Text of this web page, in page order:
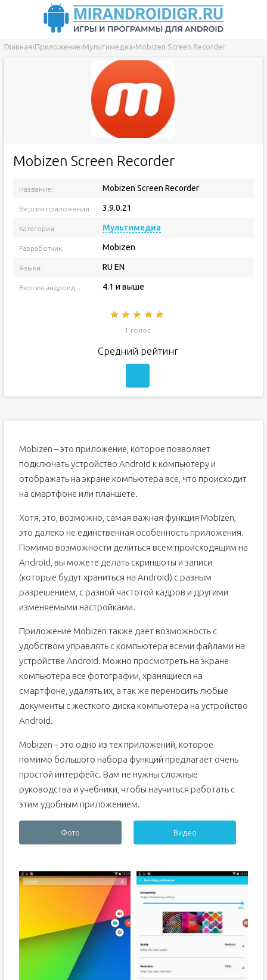
Главная›Приложение›Мультимедиа›Mobizen Screen Recorder
Mobizen Screen Recorder
Название: Mobizen Screen Recorder
Версия приложения: 3.9.0.21
Категория: Мультимедиа
Разработчик: Mobizen
Языки: RU EN
Версия андроид: 4.1 и выше
1 голос
Средний рейтинг
Mobizen – это приложение, которое позволяет
подключать устройство Android к компьютеру и
отображать на экране компьютера все, что происходит
на смартфоне или планшете.
Хотя, это, возможно, самая важная функция Mobizen,
это далеко не единственная особенность приложения.
Помимо возможности делиться всем происходящим на
Android, вы можете делать скриншоты и записи
(которые будут храниться на Android) с разным
разрешением, с разной частотой кадров и другими
изменяемыми настройками.
Приложение Mobizen также дает возможность с
удобством управлять с компьютера всеми файлами на
устройстве Android. Можно просмотреть на экране
компьютера все фотографии, хранящиеся на
смартфоне, удалять их, а так же переносить любые
документы с жесткого диска компьютера на устройство
Android.
Mobizen – это одно из тех приложений, которое
помимо большого набора функций предлагает очень
простой интерфейс. Вам не нужны сложные
руководства и учебники, чтобы научиться работать с
этим удобным приложением.
Фото Видео